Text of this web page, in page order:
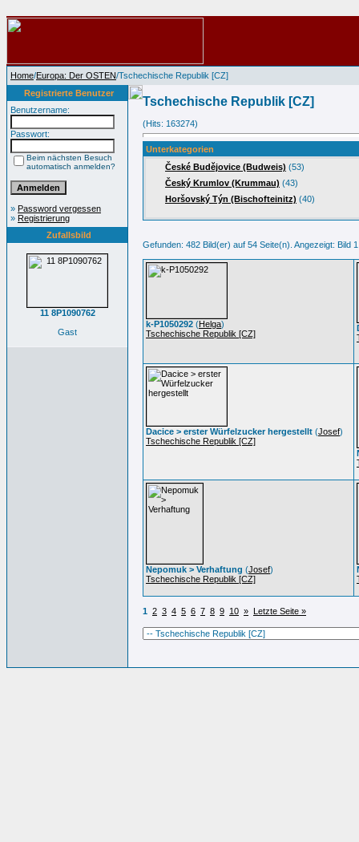
Home/Europa: Der OSTEN/Tschechische Republik [CZ]
Registrierte Benutzer
Benutzername:
Passwort:
Beim nächsten Besuch
automatisch anmelden?
» Password vergessen
» Registrierung
Zufallsbild
11 8P1090762
Gast
Tschechische Republik [CZ]
(Hits: 163274)
Unterkategorien
České Budějovice (Budweis) (53)
Český Krumlov (Krummau) (43)
Horšovský Týn (Bischofteinitz) (40)
Gefunden: 482 Bild(er) auf 54 Seite(n). Angezeigt: Bild
k-P1050292 (Helga)
Tschechische Republik [CZ]
Dacice > erster Würfelzucker hergestellt (Josef)
Tschechische Republik [CZ]
Nepomuk > Verhaftung (Josef)
Tschechische Republik [CZ]
1 2 3 4 5 6 7 8 9 10 » Letzte Seite »